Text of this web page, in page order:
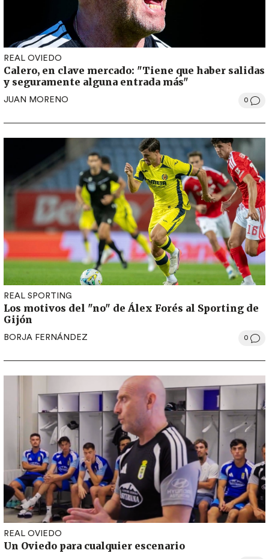
REAL OVIEDO
Calero, en clave mercado: "Tiene que haber salidas
y seguramente alguna entrada más"
JUAN MORENO 0
REAL SPORTING
Los motivos del "no" de Álex Forés al Sporting de
Gijón
BORJA FERNÁNDEZ 0
REAL OVIEDO
Un Oviedo para cualquier escenario